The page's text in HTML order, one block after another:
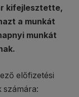
kifejlesztette,
a munkát
munkát
előfizetési
számára: